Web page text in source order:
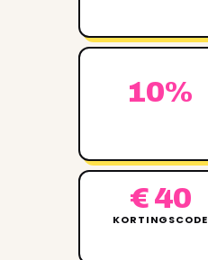
10%
€ 40
KORTINGSCODE